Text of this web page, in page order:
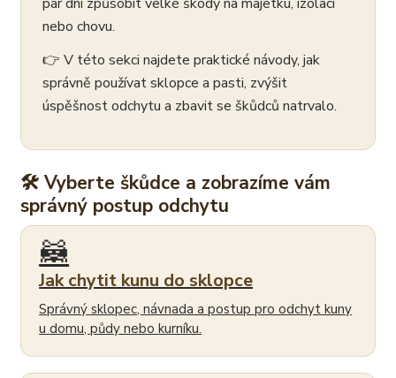
nebo chovu.
👉 V této sekci najdete praktické návody, jak
správně používat sklopce a pasti, zvýšit
úspěšnost odchytu a zbavit se škůdců natrvalo.
🛠 Vyberte škůdce a zobrazíme vám
správný postup odchytu
🦝
Jak chytit kunu do sklopce
Správný sklopec, návnada a postup pro odchyt kuny
u domu, půdy nebo kurníku.